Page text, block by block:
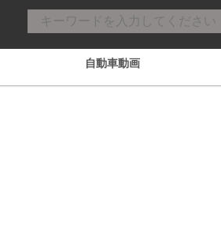
自動車動画